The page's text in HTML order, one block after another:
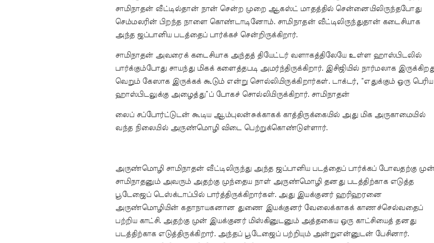
சாமிநாதன் வீட்டில்தான் நான் சென்ற முறை ஆகஸ்ட் மாதத்தில் சென்னையிலிருந்தபோது
செம்மலரின் பிறந்த நாளை கொண்டாடினோம். சாமிநாதன் வீட்டிலிருந்துதான் கடைசியாக
அந்த ஜப்பானிய படத்தைப் பார்க்கச் சென்றிருக்கிறார்.
சாமிநாதன் அவரைக் கடைசியாக அந்தத் தியேட்டர் வளாகத்திலேயே உள்ள ஹாஸ்பிடலில்
பார்க்கும்போது சாயந்து மிகக் களைத்தபடி அமர்ந்திருக்கிறார். இசிஜியில் நார்மலாக
வெறும் கேஸாக இருக்கக் கூடும் என்று சொல்லியிருக்கிறார்கள். டாக்டர், “எதுக்கும் ஒரு பெரிய
ஹாஸ்பிடலுக்கு அழைத்து”ப் போகச் சொல்லியிருக்கிறார். சாமிநாதன்
லைப் சப்போர்ட்டுடன் கூடிய ஆம்புலன்சுக்காகக் காத்திருக்கையில் அது மிக அருகாமையில்
வந்த நிலையில் அருண்மொழி விடை பெற்றுக்கொண்டுள்ளார்.
அருண்மொழி சாமிநாதன் வீட்டிலிருந்து அந்த ஜப்பானிய படத்தைப் பார்க்கப் போவதற்கு
சாமிநாதனும் அவரும் அதற்கு முந்தைய நாள் அருண்மொழி தனது படத்திற்காக எடுத்த
பூடேஜைப் டெஸ்க்டாப்பில் பார்த்திருக்கிறார்கள். அது இயக்குனர் ஹரிஹரனை
அருண்மொழியின் கதாநாயகனான துணை இயக்குனர் வேலைக்காகக் காணச்செல்வதைப்
பற்றிய காட்சி. அதற்கு முன் இயக்குனர் மிஸ்கினுடனும் அத்தகைய ஒரு காட்சியைத் தனது
படத்திற்காக எடுத்திருக்கிறார். அந்தப் பூடேஜைப் பற்றியும் அன்றுஎன்னுடன் பேசினார்.